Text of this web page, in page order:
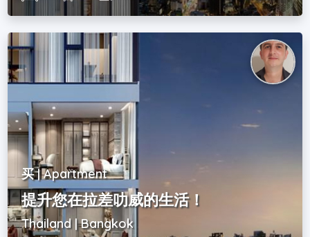
买 | Apartment
提升您在拉差叻威的生活！
Thailand | Bangkok